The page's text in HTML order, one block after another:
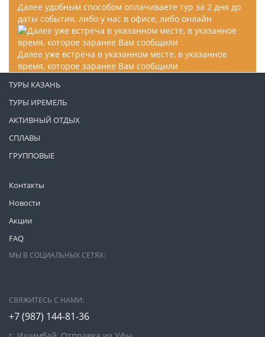
Далее удобным способом оплачиваете тур за 2 дня до
даты события, либо у нас в офисе, либо онлайн
Далее уже встреча в указанном месте, в указанное
время, которое заранее Вам сообщили
Контакты
Новости
Акции
FAQ
ТУРЫ КАЗАНЬ
ТУРЫ ИРЕМЕЛЬ
АКТИВНЫЙ ОТДЫХ
СПЛАВЫ
ГРУППОВЫЕ
МЫ В СОЦИАЛЬНЫХ СЕТЯХ:
СВЯЖИТЕСЬ С НАМИ:
+7 (987) 144-81-36